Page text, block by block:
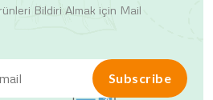
Bildiri Almak için Mail
Subscribe